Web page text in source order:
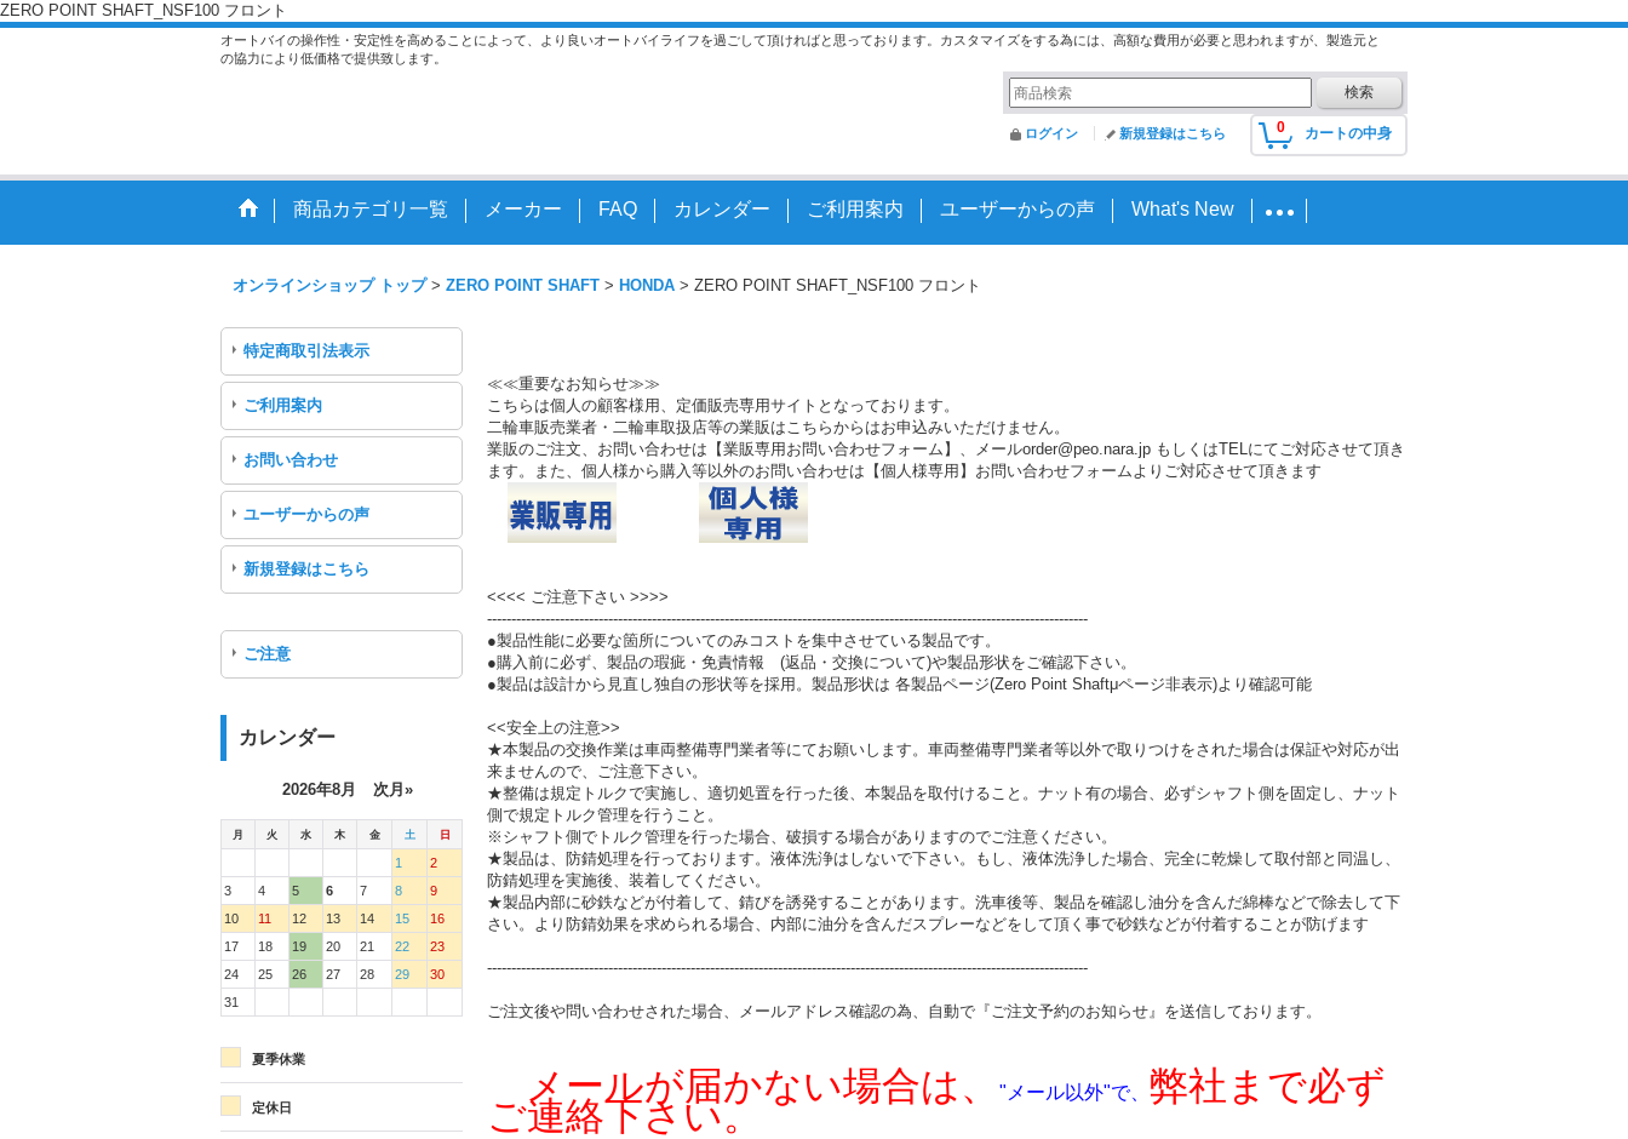
ZERO POINT SHAFT_NSF100 フロント
オートバイの操作性・安定性を高めることによって、より良いオートバイライフを過ごして頂ければと思っております。カスタマイズをする為には、高額な費用が必要と思われますが、製造元と
の協力により低価格で提供致します。
0 カートの中身
ログイン 新規登録はこちら
商品カテゴリ一覧 メーカー FAQ カレンダー ご利用案内 ユーザーからの声 What's New
オンラインショップ トップ > ZERO POINT SHAFT > HONDA > ZERO POINT SHAFT_NSF100 フロント
特定商取引法表示
ご利用案内
お問い合わせ
ユーザーからの声
新規登録はこちら
ご注意
カレンダー
2026年8月 次月»
月 火 水 木 金 土 日
1
2
3
4 5 6 7 8
9
10
11 12 13 14 15
16
17
18 19 20 21 22
23
24
25 26 27 28 29
30
31
夏季休業
定休日
≪≪重要なお知らせ≫≫
こちらは個人の顧客様用、定価販売専用サイトとなっております。
二輪車販売業者・二輪車取扱店等の業販はこちらからはお申込みいただけません。
業販のご注文、お問い合わせは【業販専用お問い合わせフォーム】、メールorder@peo.nara.jp もしくはTELにてご対応させて頂き
ます。また、個人様から購入等以外のお問い合わせは【個人様専用】お問い合わせフォームよりご対応させて頂きます
<<<< ご注意下さい >>>>
----------------------------------------------------------------------------------------------------------------------------
●製品性能に必要な箇所についてのみコストを集中させている製品です。
●購入前に必ず、製品の瑕疵・免責情報 (返品・交換について)や製品形状をご確認下さい。
●製品は設計から見直し独自の形状等を採用。製品形状は 各製品ページ(Zero Point Shaftμページ非表示)より確認可能
<<安全上の注意>>
★本製品の交換作業は車両整備専門業者等にてお願いします。車両整備専門業者等以外で取りつけをされた場合は保証や対応が出
来ませんので、ご注意下さい。
★整備は規定トルクで実施し、適切処置を行った後、本製品を取付けること。ナット有の場合、必ずシャフト側を固定し、ナット
側で規定トルク管理を行うこと。
※シャフト側でトルク管理を行った場合、破損する場合がありますのでご注意ください。
★製品は、防錆処理を行っております。液体洗浄はしないで下さい。もし、液体洗浄した場合、完全に乾燥して取付部と同温し、
防錆処理を実施後、装着してください。
★製品内部に砂鉄などが付着して、錆びを誘発することがあります。洗車後等、製品を確認し油分を含んだ綿棒などで除去して下
さい。より防錆効果を求められる場合、内部に油分を含んだスプレーなどをして頂く事で砂鉄などが付着することが防げます
----------------------------------------------------------------------------------------------------------------------------
ご注文後や問い合わせされた場合、メールアドレス確認の為、自動で『ご注文予約のお知らせ』を送信しております。
メールが届かない場合は、 "メール以外"で、 弊社まで必ず
ご連絡下さい。